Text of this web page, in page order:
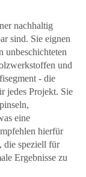
nachhaltig
sind. Sie eignen
unbeschichteten
und
- die
jedes Projekt. Sie
eine
hierfür
die speziell für
Ergebnisse zu